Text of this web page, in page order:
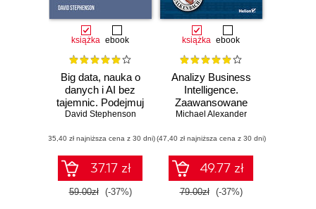
książka ebook
Big data, nauka o
danych i AI bez
tajemnic. Podejmuj
lepsze decyzje i
biznes!
David Stephenson
(35,40 zł najniższa cena z 30 dni)
37.17 zł
59.00zł (-37%)
książka ebook
Analizy Business
Intelligence.
Zaawansowane
wykorzystanie
Michael Alexander
(47,40 zł najniższa cena z 30 dni)
49.77 zł
79.00zł (-37%)